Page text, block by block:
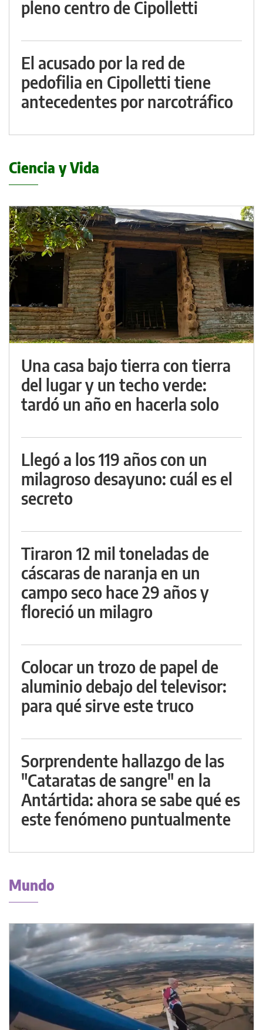
pleno centro de Cipolletti
El acusado por la red de
pedofilia en Cipolletti tiene
antecedentes por narcotráfico
Ciencia y Vida
Una casa bajo tierra con tierra
del lugar y un techo verde:
tardó un año en hacerla solo
Llegó a los 119 años con un
milagroso desayuno: cuál es el
secreto
Tiraron 12 mil toneladas de
cáscaras de naranja en un
campo seco hace 29 años y
floreció un milagro
Colocar un trozo de papel de
aluminio debajo del televisor:
para qué sirve este truco
Sorprendente hallazgo de las
"Cataratas de sangre" en la
Antártida: ahora se sabe qué es
este fenómeno puntualmente
Mundo